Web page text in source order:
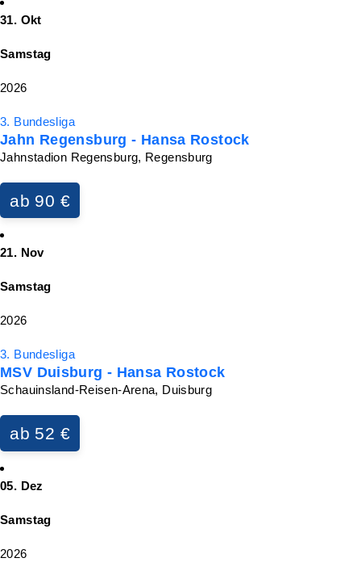
31. Okt
Samstag
2026
3. Bundesliga
Jahn Regensburg - Hansa Rostock
Jahnstadion Regensburg, Regensburg
ab 90 €
21. Nov
Samstag
2026
3. Bundesliga
MSV Duisburg - Hansa Rostock
Schauinsland-Reisen-Arena, Duisburg
ab 52 €
05. Dez
Samstag
2026